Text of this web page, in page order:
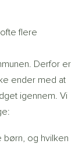
flere
Derfor er
ender med at
igennem. Vi
børn, og hvilken